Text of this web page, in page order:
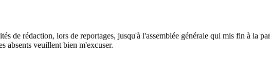
de rédaction, lors de reportages, jusqu'à l'assemblée générale qui mis fin à la
absents veuillent bien m'excuser.